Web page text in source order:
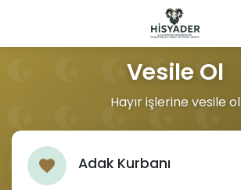
Vesile Ol
Hayır işlerine vesile ol
Adak Kurbanı